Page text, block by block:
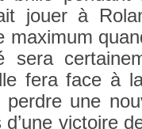
jouer à
maxi­mum
sera
fera face à
per­dre une
vic­toire